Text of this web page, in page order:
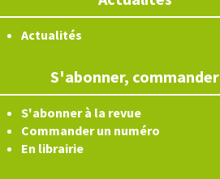
Actualités
S'abonner, commander
S'abonner à la revue
Commander un numéro
En librairie